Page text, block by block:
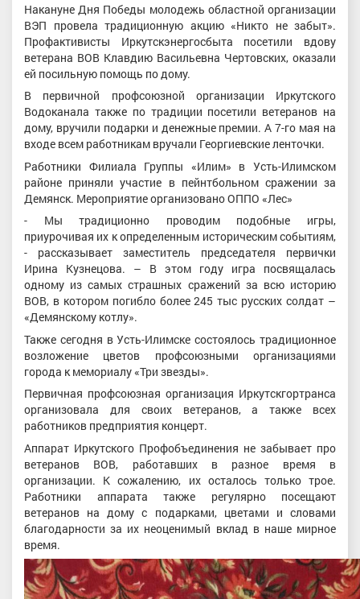
Накануне Дня Победы молодежь областной организации
ВЭП провела традиционную акцию «Никто не забыт».
Профактивисты Иркутскэнергосбыта посетили вдову
ветерана ВОВ Клавдию Васильевна Чертовских, оказали
ей посильную помощь по дому.
В первичной профсоюзной организации Иркутского
Водоканала также по традиции посетили ветеранов на
дому, вручили подарки и денежные премии. А 7-го мая на
входе всем работникам вручали Георгиевские ленточки.
Работники Филиала Группы «Илим» в Усть-Илимском
районе приняли участие в пейнтбольном сражении за
Демянск. Мероприятие организовано ОППО «Лес»
- Мы традиционно проводим подобные игры,
приурочивая их к определенным историческим событиям,
- рассказывает заместитель председателя первички
Ирина Кузнецова. – В этом году игра посвящалась
одному из самых страшных сражений за всю историю
ВОВ, в котором погибло более 245 тыс русских солдат –
«Демянскому котлу».
Также сегодня в Усть-Илимске состоялось традиционное
возложение цветов профсоюзными организациями
города к мемориалу «Три звезды».
Первичная профсоюзная организация Иркутскгортранса
организовала для своих ветеранов, а также всех
работников предприятия концерт.
Аппарат Иркутского Профобъединения не забывает про
ветеранов ВОВ, работавших в разное время в
организации. К сожалению, их осталось только трое.
Работники аппарата также регулярно посещают
ветеранов на дому с подарками, цветами и словами
благодарности за их неоценимый вклад в наше мирное
время.